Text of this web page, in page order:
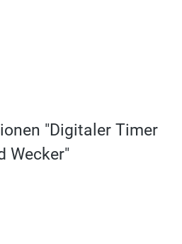
"Digitaler Timer
Wecker"